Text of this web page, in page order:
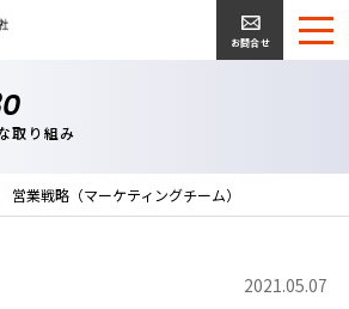
お問合せ
取り組み
営業戦略（マーケティングチーム）
2021.05.07